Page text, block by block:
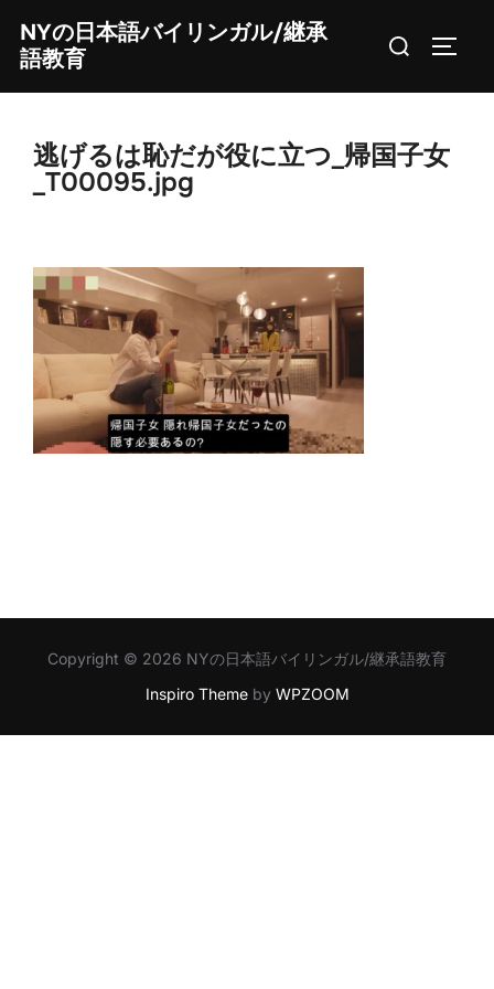
content
NYの日本語バイリンガル/継承
語教育
Search
逃げるは恥だが役に立つ_帰国子女
_T00095.jpg
Copyright © 2026 NYの日本語バイリンガル/継承語教育
Inspiro Themeby WPZOOM